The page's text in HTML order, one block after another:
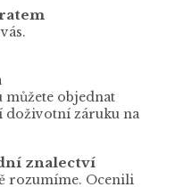
můžete objednat
doživotní záruku na
znalectví
rozumíme. Ocenili